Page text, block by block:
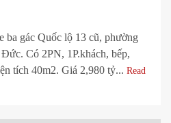
ba gác Quốc lộ 13 cũ, phường
Có 2PN, 1P.khách, bếp,
tích 40m2. Giá 2,980 tỷ... Read